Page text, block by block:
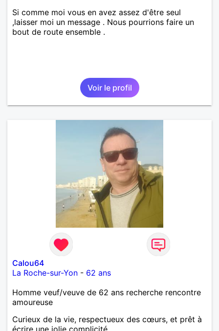
Si comme moi vous en avez assez d'être seul
,laisser moi un message . Nous pourrions faire un
bout de route ensemble .
Voir le profil
Calou64
La Roche-sur-Yon - 62 ans
Homme veuf/veuve de 62 ans recherche rencontre
amoureuse
Curieux de la vie, respectueux des cœurs, et prêt à
écrire une jolie complicité.